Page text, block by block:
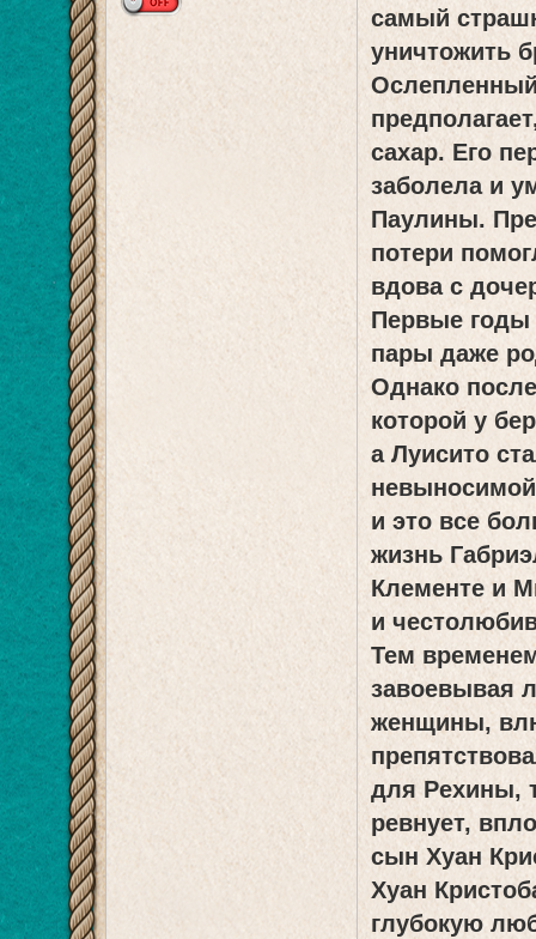
самый
уничтожить
сахар. Его
заболела и
Паулины.
потери
вдова с
Первые годы
пары даже
Однако
которой у
а Луисито
и это все
жизнь
Клементе и
и
Тем
завоевывая
женщины,
для Рехины,
ревнует,
сын Хуан
Хуан
глубокую